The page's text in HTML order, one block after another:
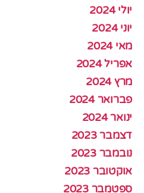
יולי 2024
יוני 2024
מאי 2024
אפריל 2024
מרץ 2024
פברואר 2024
ינואר 2024
דצמבר 2023
נובמבר 2023
אוקטובר 2023
ספטמבר 2023